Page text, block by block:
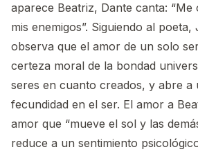
aparece Beatriz, Dante canta: “Me
mis enemigos”. Siguiendo al
observa que el amor de un solo
certeza moral de la bondad
seres en cuanto creados, y abre a
fecundidad en el ser. El amor a
amor que “mueve el sol y las
reduce a un sentimiento